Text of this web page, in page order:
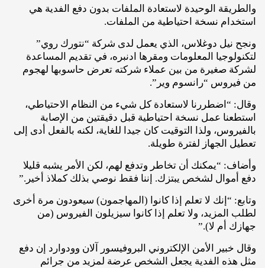
والطريقة الوحيدة لاستعادة الملفات بدون دفع الفدية هي
استخدام نسخة احتياطية من الملفات.
ونجح نيل دوغلاس، الذي يعمل لدى شركة “نتورك روي”
لتكنولوجيا المعلومات ومقرها ادنبره، في تقديم المساعدة
لشركة صغيرة من بين عملاء شركته تعرض حاسوبها لهجوم
من فيروس “رانسوم وير”.
وقال: “اضطررنا لاستعادة كل شيء من النظام الاحتياطي،
استطعنا عمل نسخة احتياطية قبل دقيقتين من الإصابة
بالفيروس، ولذا التوقيت كان جيدا للغاية، لكنه بالفعل أدى إلى
تعطيل الجهاز لفترة طويلة.
وأضاف: “يمكنك أن تخاطر وتدفع لهم، لكن الأمر يشبه قليلا
دفع أموال لشخص يبتزك. إننا فقط نوصي بذلك كملاذ أخير.”
وتابع: “إنك لا تعلم إذا كانوا (المهاجمون) سيعودون مرة أخرى
لطلب المزيد، ولا تعلم إذا كانوا سيزيلون الفيروس (من
جهازك أم لا).”
وقال خبير الأمن الإلكتروني البروفيسور آلان وودوارد إن دفع
مثل هذه الفدية يجعل الشخص عرضة لمزيد من جرائم